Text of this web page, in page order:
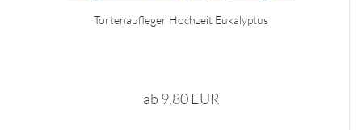
Tortenaufleger Hochzeit Eukalyptus
ab 9,80 EUR